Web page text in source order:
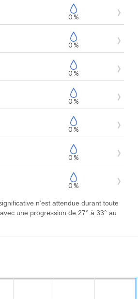
0 %
0 %
0 %
0 %
0 %
0 %
0 %
n’est attendue durant toute
une progression de 27° à 33° au